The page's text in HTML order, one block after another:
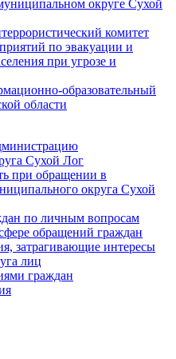
округе Сухой
комитет
по эвакуации и
при угрозе и
образовательный
области
Сухой Лог
при обращении в
округа Сухой
по личным вопросам
обращений граждан
затрагивающие интересы
лиц
граждан